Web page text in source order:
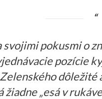
svojimi pokusmi o
pozície
„esá v